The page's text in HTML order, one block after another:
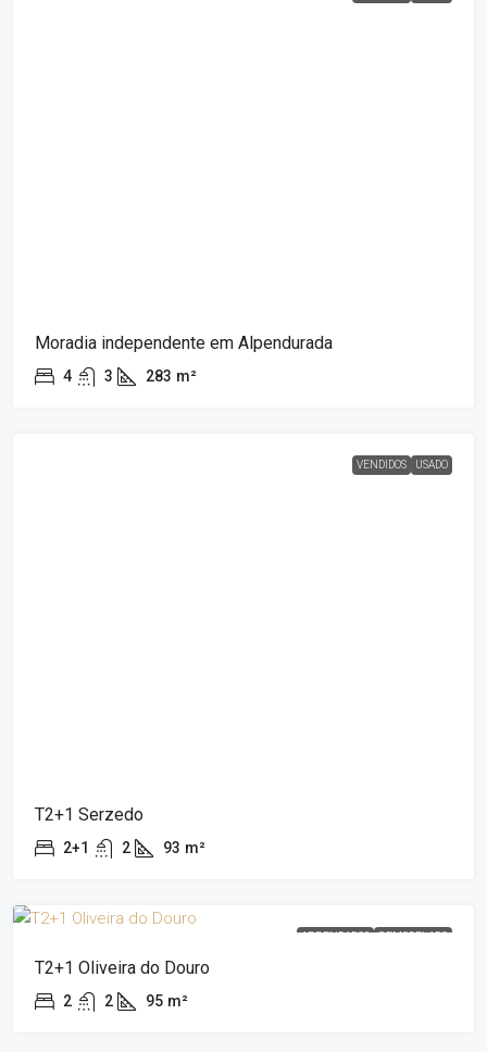
Moradia independente em Alpendurada
4 3 283 m²
VENDIDOS USADO
T2+1 Serzedo
2+1 2 93 m²
ARRENDADOS REMODELADO
T2+1 Oliveira do Douro
2 2 95 m²